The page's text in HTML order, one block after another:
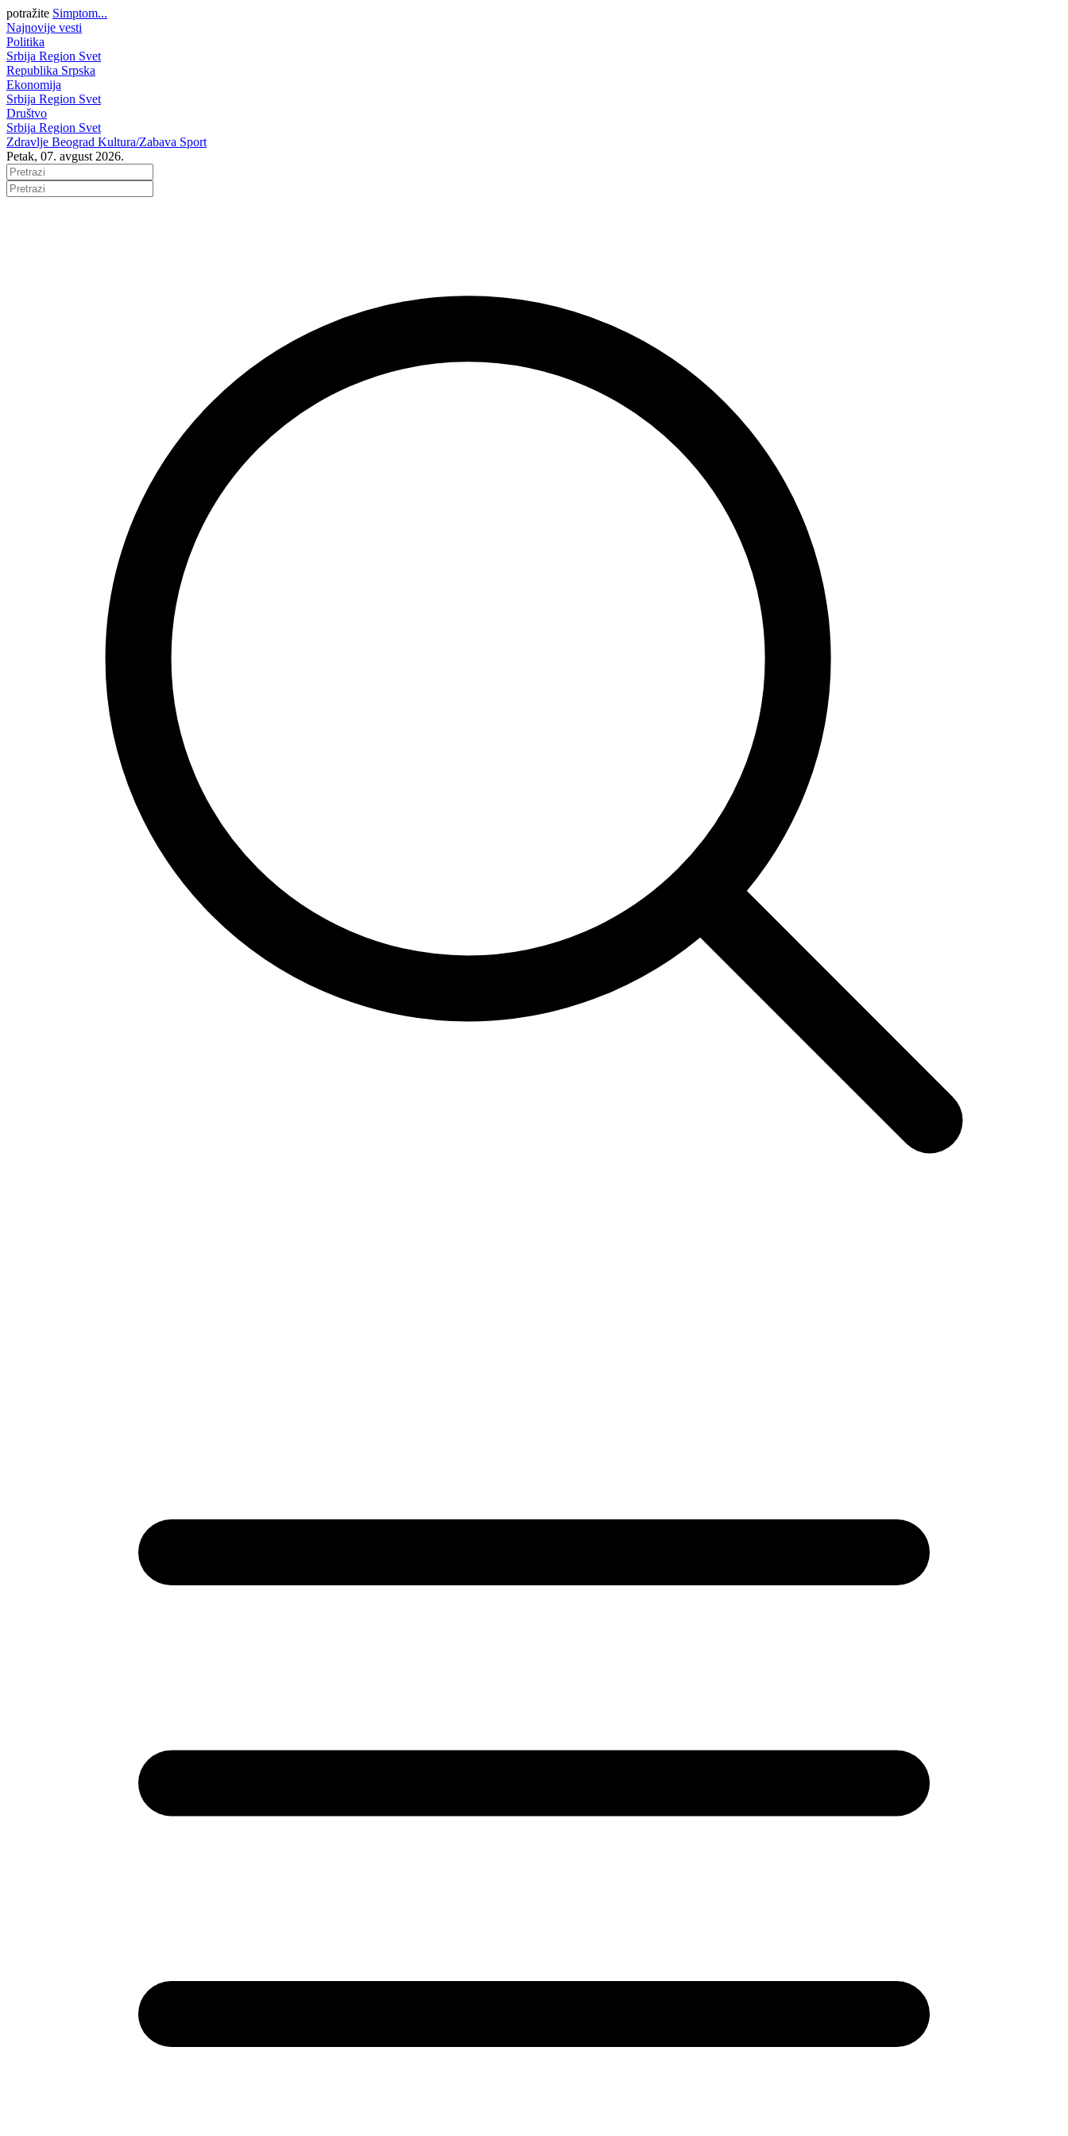
potražite Simptom...
Najnovije vesti
Politika
Srbija Region Svet
Republika Srpska
Ekonomija
Srbija Region Svet
Društvo
Srbija Region Svet
Zdravlje Beograd Kultura/Zabava Sport
Petak, 07. avgust 2026.